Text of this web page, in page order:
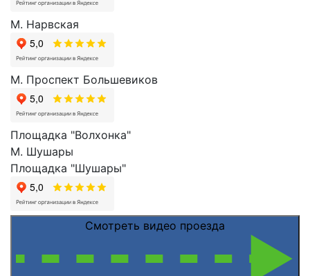
М. Нарвская
М. Проспект Большевиков
Площадка "Волхонка"
М. Шушары
Площадка "Шушары"
Смотреть видео проезда